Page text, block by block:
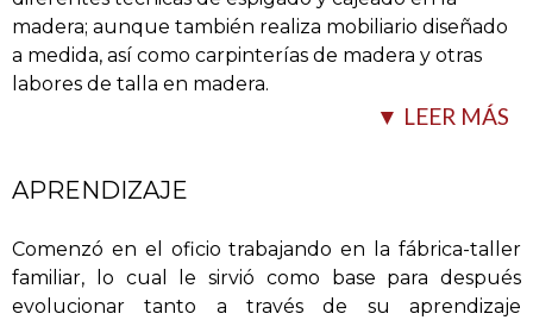
madera; aunque también realiza mobiliario diseñado
a medida, así como carpinterías de madera y otras
labores de talla en madera.
▼ LEER MÁS
APRENDIZAJE
Comenzó en el oficio trabajando en la fábrica-taller
familiar, lo cual le sirvió como base para después
evolucionar tanto a través de su aprendizaje